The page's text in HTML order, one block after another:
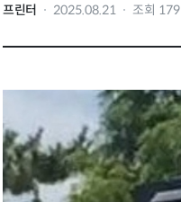
프린터 2025.08.21 조회 179